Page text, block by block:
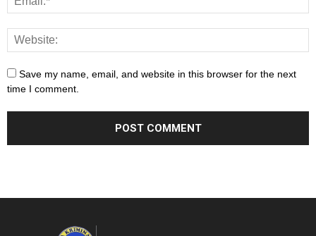
Save my name, email, and website in this browser for the next
time I comment.